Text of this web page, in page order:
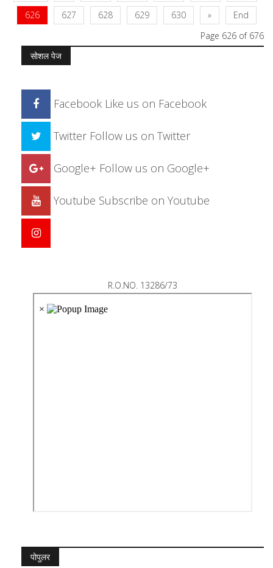
626
627 628 629 630 »
End
Page 626 of 676
सोशल पेज
Facebook Like us on Facebook
Twitter Follow us on Twitter
Google+ Follow us on Google+
Youtube Subscribe on Youtube
R.O.NO. 13286/73
पोपुलर